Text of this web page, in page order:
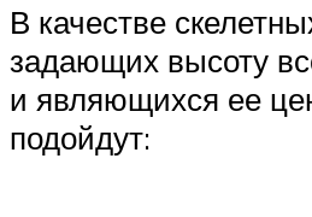
В качестве
задающих высоту
и являющихся ее
подойдут: